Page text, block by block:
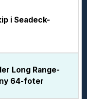
i Seadeck-
Long Range-
64-foter